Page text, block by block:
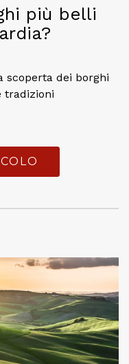
più belli
scoperta dei borghi
tradizioni